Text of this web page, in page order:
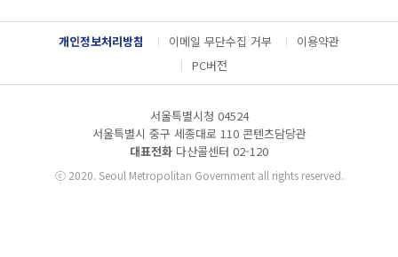
g
l
e
서
다
운
개인정보처리방침 이메일 무단수집 거부
이용약관
PC버전
서울특별시청 04524
서울특별시 중구 세종대로 110 콘텐츠담당관
대표전화 다산콜센터 02-120
ⓒ2020. Seoul Metropolitan Government all rights reserved.